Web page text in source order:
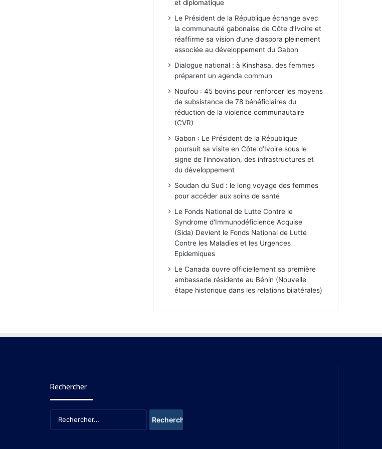
et diplomatique
Le Président de la République échange avec
la communauté gabonaise de Côte d’Ivoire et
réaffirme sa vision d’une diaspora pleinement
associée au développement du Gabon
Dialogue national : à Kinshasa, des femmes
préparent un agenda commun
Noufou : 45 bovins pour renforcer les moyens
de subsistance de 78 bénéficiaires du
réduction de la violence communautaire
(CVR)
Gabon : Le Président de la République
poursuit sa visite en Côte d’Ivoire sous le
signe de l’innovation, des infrastructures et
du développement
Soudan du Sud : le long voyage des femmes
pour accéder aux soins de santé
Le Fonds National de Lutte Contre le
Syndrome d'Immunodéficience Acquise
(Sida) Devient le Fonds National de Lutte
Contre les Maladies et les Urgences
Epidemiques
Le Canada ouvre officiellement sa première
ambassade résidente au Bénin (Nouvelle
étape historique dans les relations bilatérales)
Rechercher